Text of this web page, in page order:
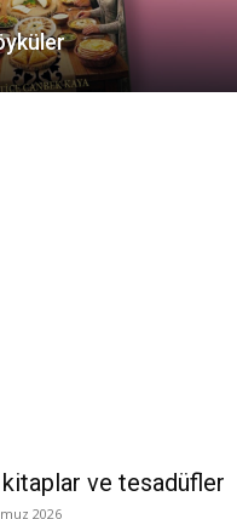
ve tesadüfler
2026